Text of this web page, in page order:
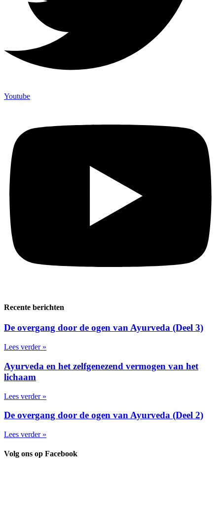
Youtube
Recente berichten
De overgang door de ogen van Ayurveda (Deel 3)
Lees verder »
Ayurveda en het zelfgenezend vermogen van het
lichaam
Lees verder »
De overgang door de ogen van Ayurveda (Deel 2)
Lees verder »
Volg ons op Facebook